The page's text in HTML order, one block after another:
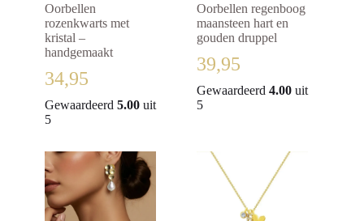
Oorbellen
rozenkwarts met
kristal –
handgemaakt
34,95
Gewaardeerd 5.00 uit
5
Oorbellen regenboog
maansteen hart en
gouden druppel
39,95
Gewaardeerd4.00 uit
5